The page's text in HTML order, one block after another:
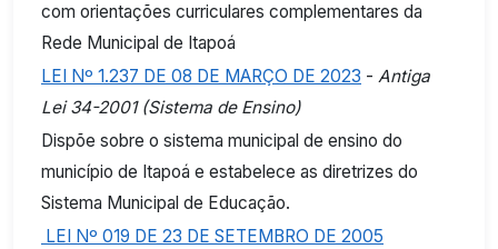
com orientações curriculares complementares da
Rede Municipal de Itapoá
LEI Nº 1.237 DE 08 DE MARÇO DE 2023 - Antiga
Lei 34-2001 (Sistema de Ensino)
Dispõe sobre o sistema municipal de ensino do
município de Itapoá e estabelece as diretrizes do
Sistema Municipal de Educação.
LEI Nº 019 DE 23 DE SETEMBRO DE 2005